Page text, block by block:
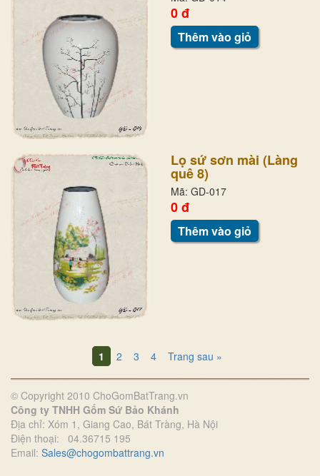
0 đ
Thêm vào giỏ
Lọ sứ sơn mài (Làng
quê 8)
Mã: GD-017
0 đ
Thêm vào giỏ
1 2 3 4 Trang sau »
© Copyright 2010 ChoGomBatTrang.vn
Công ty TNHH Gốm Sứ Bảo Khánh
Địa chỉ: Xóm 1, Giang Cao, Bát Tràng, Hà Nội
Điện thoại: 04.36715 195
Email: Sales@chogombattrang.vn